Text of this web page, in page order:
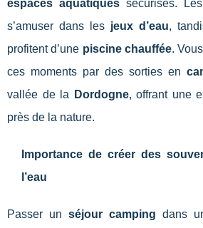
espaces aquatiquessécurisés. Les
s’amuser dans les jeux d’eau,
profitent d’une piscine chauffée.
ces moments par des sorties en
vallée de la
Dordogne, offrant une
près de la nature.
Importance de créer des
l’eau
Passer un séjour camping dans